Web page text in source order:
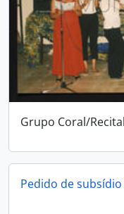
Grupo Coral/
Pedido de